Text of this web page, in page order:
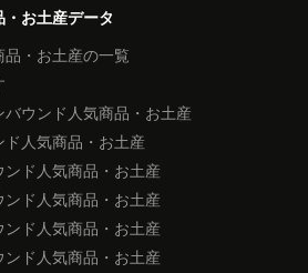
お土産データ
・お土産の一覧
ウンド人気商品・お土産
人気商品・お土産
ド人気商品・お土産
ド人気商品・お土産
ド人気商品・お土産
ド人気商品・お土産